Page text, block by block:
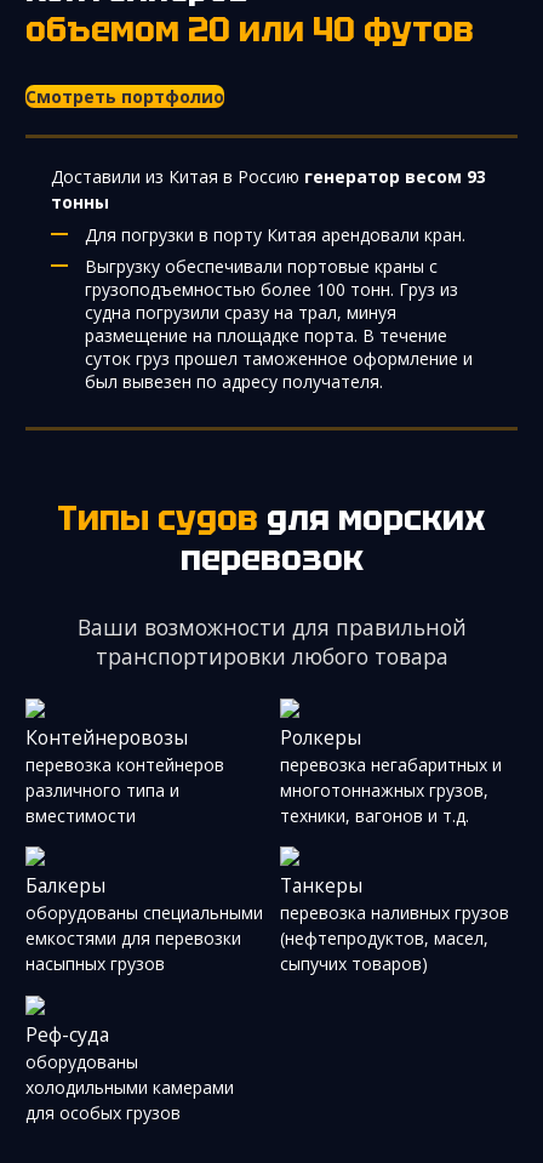
объемом 20 или 40 футов
Смотреть портфолио
Доставили из Китая в Россию генератор весом 93
тонны
Для погрузки в порту Китая арендовали кран.
Выгрузку обеспечивали портовые краны с
грузоподъемностью более 100 тонн. Груз из
судна погрузили сразу на трал, минуя
размещениe на площадке порта. В течение
суток груз прошел таможенное оформление и
был вывезен по адресу получателя.
Типы судов для морских
перевозок
Ваши возможности для правильной
транспортировки любого товара
Контейнеровозы
перевозка контейнеров
различного типа и
вместимости
Ролкеры
перевозка негабаритных и
многотоннажных грузов,
техники, вагонов и т.д.
Балкеры
оборудованы специальными
емкостями для перевозки
насыпных грузов
Танкеры
перевозка наливных грузов
(нефтепродуктов, масел,
сыпучих товаров)
Реф-суда
оборудованы
холодильными камерами
для особых грузов